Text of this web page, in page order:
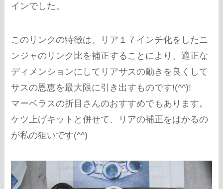
インでした。
このリンクの特徴は、リア１７インチ化をしたニ
ンジャのリンク比を補正することにより、適正な
ディメンションにしてリアサスの動きを良くして
サスの恩恵を最大限に引き出すものです!(^^)!
マーベラスの折目さんのおすすめでもあります。
ケツ上げキットと併せて、リアの補正をはかるの
が私の狙いです(^^)